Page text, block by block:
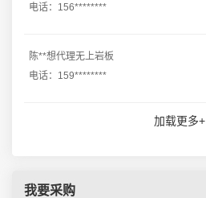
电话：156********
陈**想代理无上岩板
电话：159********
加载更多+
我要采购